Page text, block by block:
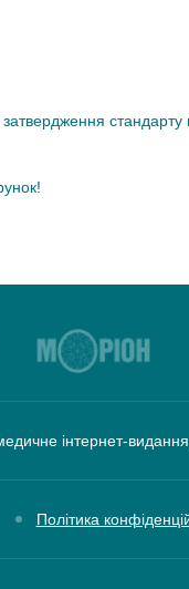
стандарту
інтернет-
Політика